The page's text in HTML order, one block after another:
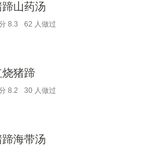
蹄山药汤
8.3 62 人做过
烧猪蹄
8.2 30 人做过
蹄海带汤